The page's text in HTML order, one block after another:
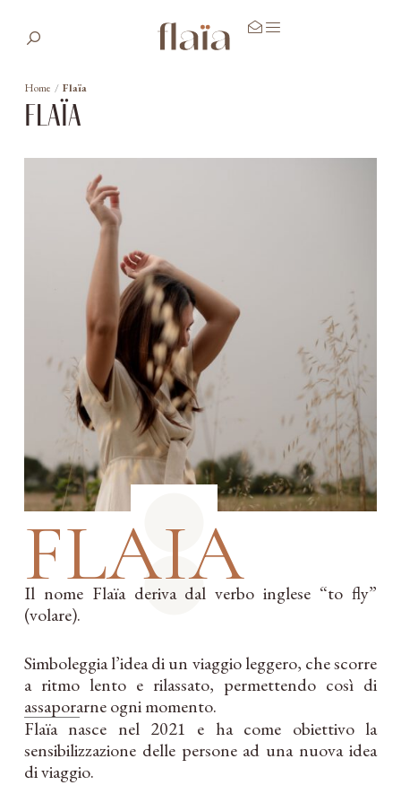
Home / Flaïa
flaïa
FLAIA
Il nome Flaïa deriva dal verbo inglese “to fly”
(volare).
Simboleggia l’idea di un viaggio leggero, che scorre
a ritmo lento e rilassato, permettendo così di
assaporarne ogni momento.
Flaïa nasce nel 2021 e ha come obiettivo la
sensibilizzazione delle persone ad una nuova idea
di viaggio.